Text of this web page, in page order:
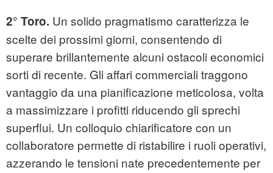
2° Toro. Un solido pragmatismo caratterizza le
scelte dei prossimi giorni, consentendo di
superare brillantemente alcuni ostacoli economici
sorti di recente. Gli affari commerciali traggono
vantaggio da una pianificazione meticolosa, volta
a massimizzare i profitti riducendo gli sprechi
superflui. Un colloquio chiarificatore con un
collaboratore permette di ristabilire i ruoli operativi,
azzerando le tensioni nate precedentemente per